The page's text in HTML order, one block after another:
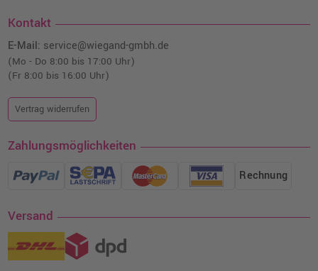
Kontakt
E-Mail: service@wiegand-gmbh.de
(Mo - Do 8:00 bis 17:00 Uhr)
(Fr 8:00 bis 16:00 Uhr)
Vertrag widerrufen
Zahlungsmöglichkeiten
Rechnung
Versand